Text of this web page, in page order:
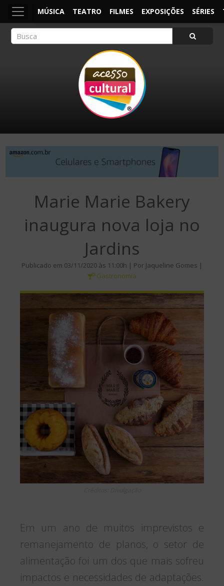
MÚSICA TEATRO FILMES EXPOSIÇÕES SÉRIES
Marie Marie Bakery
inaugura nova loja no
Jardins
Publicado em 03/11/2020 às 11:00h | Por Jaqueline Gomes |
Gastronomia
Em um ano de muitos imprevistos e
remanejamento de planos, o setor de
alimentação foi um dos que mais sofreu
impactos e necessidades de adaptações.